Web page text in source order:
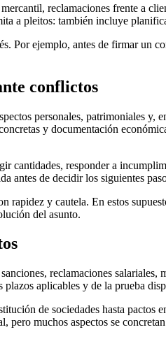
reclamaciones frente a
a pleitos: también incluye
Por ejemplo, antes de firmar
conflictos
personales, patrimoniales
y documentación
cantidades, responder a
antes de decidir los siguientes
rapidez y cautela. En estos
del asunto.
sanciones, reclamaciones
aplicables y de la prueba
de sociedades hasta
pero muchos aspectos se